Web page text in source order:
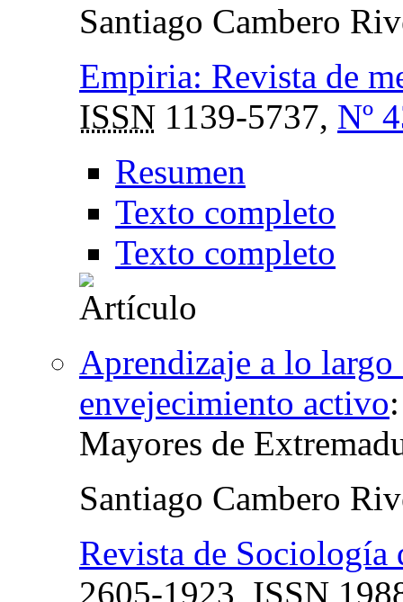
Santiago Cambero
Empiria: Revista de
ISSN 1139-5737, Nº
Resumen
Texto completo
Texto completo
Aprendizaje a lo largo
envejecimiento activo
Mayores de
Santiago Cambero
Revista de
2605-1923, ISSN